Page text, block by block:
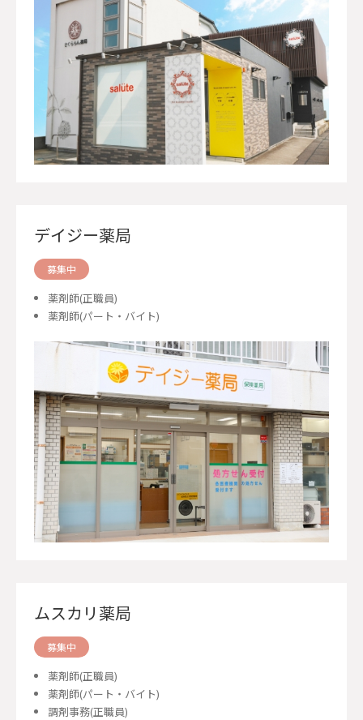
デイジー薬局
募集中
薬剤師(正職員)
薬剤師(パート・バイト)
ムスカリ薬局
募集中
薬剤師(正職員)
薬剤師(パート・バイト)
調剤事務(正職員)